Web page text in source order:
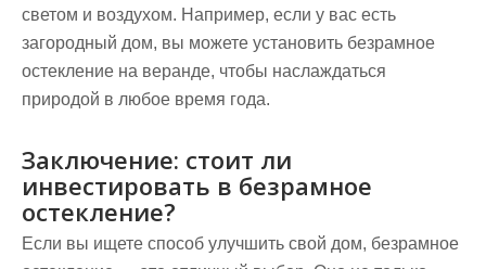
светом и воздухом. Например, если у вас есть
загородный дом, вы можете установить безрамное
остекление на веранде, чтобы наслаждаться
природой в любое время года.
Заключение: стоит ли
инвестировать в безрамное
остекление?
Если вы ищете способ улучшить свой дом, безрамное